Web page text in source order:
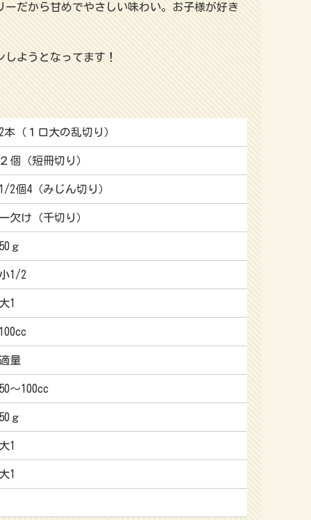
だから甘めでやさしい味わい。お子様が好き
しようとなってます！
本（１口大の乱切り）
個（短冊切り）
2個4（みじん切り）
欠け（千切り）
ｇ
1/2
1
量
～100cc
ｇ
1
1